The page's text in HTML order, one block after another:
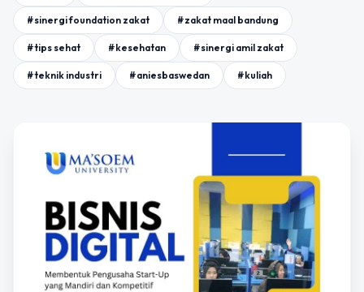
#sinergi foundation zakat #zakat maal bandung
#tips sehat #kesehatan #sinergi amil zakat
#teknik industri #aniesbaswedan #kuliah